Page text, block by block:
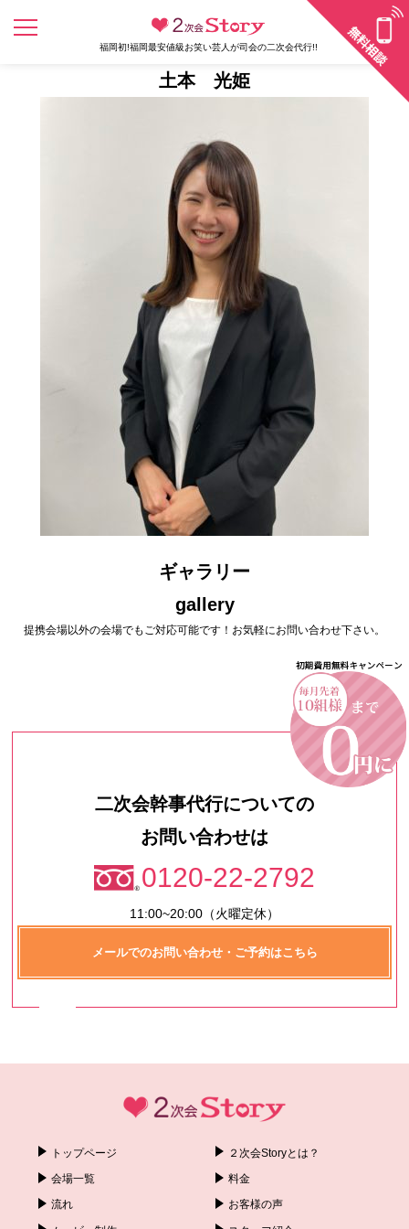
福岡初!福岡最安値級お笑い芸人が司会の二次会代行!!
土本 光姫
ギャラリー
gallery
提携会場以外の会場でもご対応可能です！お気軽にお問い合わせ下さい。
二次会幹事代行についての
お問い合わせは
0120-22-2792
11:00~20:00（火曜定休）
メールでのお問い合わせ・ご予約はこちら
トップページ ２次会Storyとは？
会場一覧 料金
流れ お客様の声